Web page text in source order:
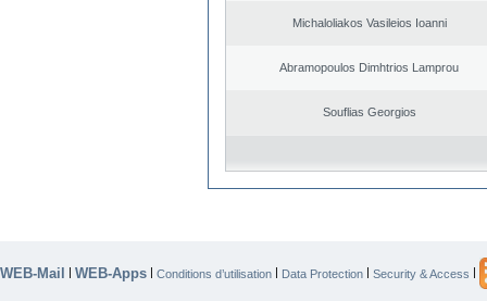
Michaloliakos Vasileios Ioanni
Abramopoulos Dimhtrios Lamprou
Souflias Georgios
WEB-Mail WEB-Apps Conditions d’utilisation Data Protection Security & Access